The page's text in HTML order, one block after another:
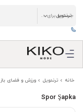
خانه ترندویل ورزش و فضای باز
Spor Şapka